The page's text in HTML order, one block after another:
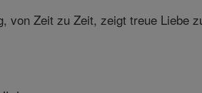
von Zeit zu Zeit, zeigt treue Liebe